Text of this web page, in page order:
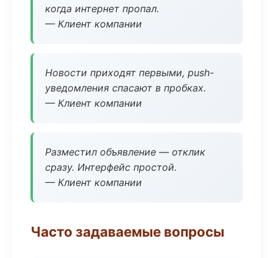
когда интернет пропал.
— Клиент компании
Новости приходят первыми, push-
уведомления спасают в пробках.
— Клиент компании
Разместил объявление — отклик
сразу. Интерфейс простой.
— Клиент компании
Часто задаваемые вопросы